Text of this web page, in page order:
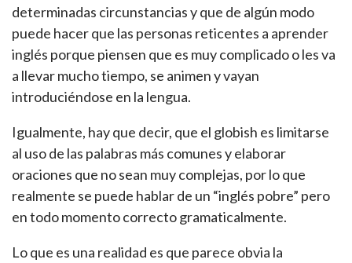
determinadas circunstancias y que de algún modo
puede hacer que las personas reticentes a aprender
inglés porque piensen que es muy complicado o les va
a llevar mucho tiempo, se animen y vayan
introduciéndose en la lengua.
Igualmente, hay que decir, que el globish es limitarse
al uso de las palabras más comunes y elaborar
oraciones que no sean muy complejas, por lo que
realmente se puede hablar de un “inglés pobre” pero
en todo momento correcto gramaticalmente.
Lo que es una realidad es que parece obvia la